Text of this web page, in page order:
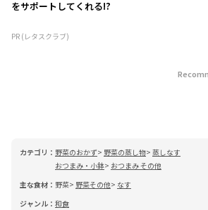
をサポートしてくれる!?
PR (レタスクラブ)
カテゴリ： 野菜のおかず 野菜の蒸し物 蒸しなす
おつまみ・小鉢
おつまみ その他
主な食材： 野菜 野菜その他
なす
ジャンル： 和食